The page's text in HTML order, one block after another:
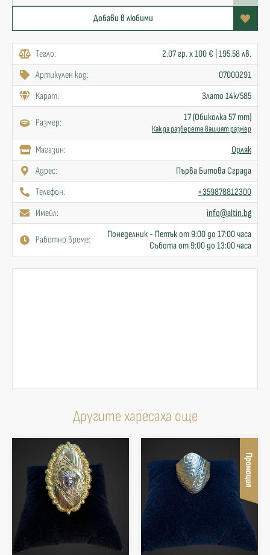
Добави в любими
Тегло:
2.07 гр. x 100 € | 195.58 лв.
Артикулен код:
07000291
Карат:
Злато 14к/585
Размер: 17 (Обиколка 57 mm)
Как да разберете вашият размер
Mагазин:
Орляк
Адрес:
Първа Битова Сграда
Телефон:
+359878812300
Имейл:
info@altin.bg
Работно време:
Понеделник - Петък от 9:00 до 17:00 часа
Събота от 9:00 до 13:00 часа
Другите харесаха още
Промоция